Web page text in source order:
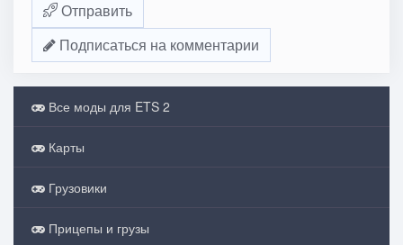
Отправить
Подписаться на комментарии
Все моды для ETS 2
Карты
Грузовики
Прицепы и грузы